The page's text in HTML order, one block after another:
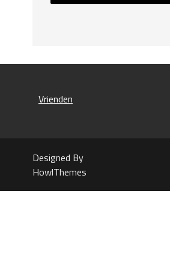
Vrienden
Designed By
HowlThemes